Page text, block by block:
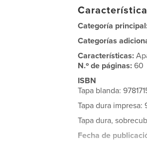
Categoría
Categorías
Características:
N.º de páginas:60
ISBN
Tapa blanda:
Tapa dura impresa:
Tapa dura,
Fecha de